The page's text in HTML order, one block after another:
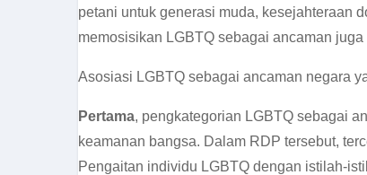
petani untuk generasi muda, kesejahteraan
memosisikan LGBTQ sebagai ancaman
Asosiasi LGBTQ sebagai ancaman negara
Pertama, pengkategorian LGBTQ sebagai
keamanan bangsa. Dalam RDP tersebut,
Pengaitan individu LGBTQ dengan istilah-